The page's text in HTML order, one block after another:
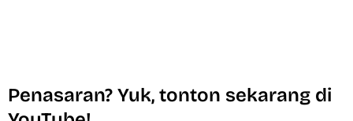
Penasaran? Yuk, tonton sekarang di